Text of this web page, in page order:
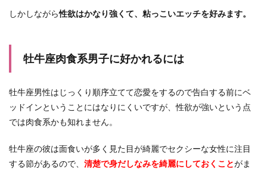
しかしながら性欲はかなり強くて、粘っこいエッチを好みます。
牡牛座肉食系男子に好かれるには
牡牛座男性はじっくり順序立てて恋愛をするので告白する前にベ
ッドインということにはなりにくいですが、性欲が強いという点
では肉食系かも知れません。
牡牛座の彼は面食いが多く見た目が綺麗でセクシーな女性に注目
する節があるので、 清楚で身だしなみを綺麗にしておくことがま